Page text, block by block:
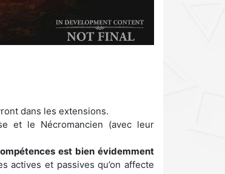
dans les extensions.
et le Nécromancien (avec leur
est bien évidemment
actives et passives qu’on affecte